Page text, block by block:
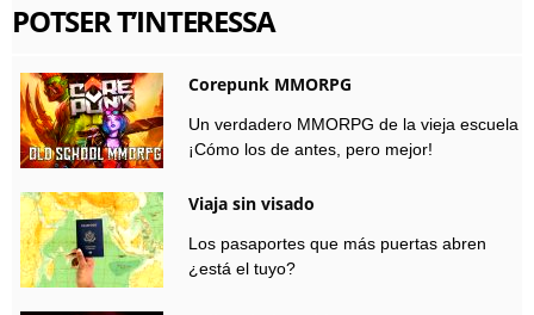
POTSER T’INTERESSA
Corepunk MMORPG
Un verdadero MMORPG de la vieja escuela
¡Cómo los de antes, pero mejor!
Viaja sin visado
Los pasaportes que más puertas abren
¿está el tuyo?